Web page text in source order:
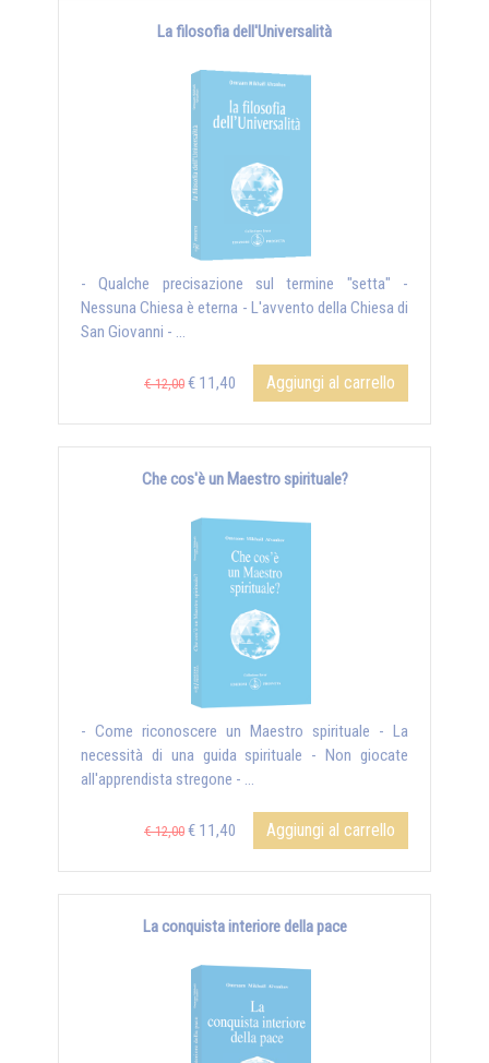
La filosofia dell'Universalità
- Qualche precisazione sul termine "setta" -
Nessuna Chiesa è eterna - L'avvento della Chiesa di
San Giovanni - ...
€ 12,00 € 11,40 Aggiungi al carrello
Che cos'è un Maestro spirituale?
- Come riconoscere un Maestro spirituale - La
necessità di una guida spirituale - Non giocate
all'apprendista stregone - ...
€ 12,00 € 11,40 Aggiungi al carrello
La conquista interiore della pace